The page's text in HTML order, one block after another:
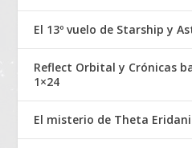
El 13º vuelo de Starship y
Reflect Orbital y Crónicas
1×24
El misterio de Theta